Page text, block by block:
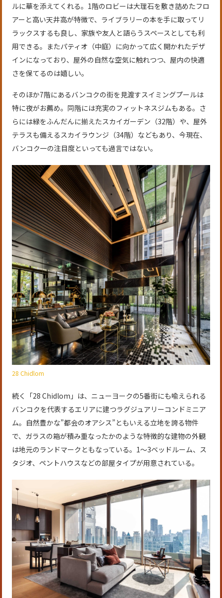
ルに華を添えてくれる。1階のロビーは大理石を敷き詰めたフロ
アーと高い天井高が特徴で、ライブラリーの本を手に取ってリ
ラックスするも良し、家族や友人と語らうスペースとしても利
用できる。またパティオ（中庭）に向かって広く開かれたデザ
インになっており、屋外の自然な空気に触れつつ、屋内の快適
さを保てるのは嬉しい。
そのほか7階にあるバンコクの街を見渡すスイミングプールは
特に夜がお薦め。同階には充実のフィットネスジムもある。さ
らには緑をふんだんに揃えたスカイガーデン（32階）や、屋外
テラスも備えるスカイラウンジ（34階）などもあり、今現在、
バンコク一の注目度といっても過言ではない。
28 Chidlom
続く「28 Chidlom」は、ニューヨークの5番街にも喩えられる
バンコクを代表するエリアに建つラグジュアリーコンドミニア
ム。自然豊かな”都会のオアシス”ともいえる立地を誇る物件
で、ガラスの箱が積み重なったかのような特徴的な建物の外観
は地元のランドマークともなっている。1～3ベッドルーム、ス
タジオ、ペントハウスなどの部屋タイプが用意されている。